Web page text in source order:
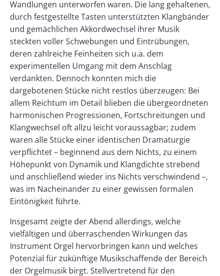
Wandlungen unterworfen waren. Die lang gehaltenen,
durch festgestellte Tasten unterstützten Klangbänder
und gemächlichen Akkordwechsel ihrer Musik
steckten voller Schwebungen und Eintrübungen,
deren zahlreiche Feinheiten sich u.a. dem
experimentellen Umgang mit dem Anschlag
verdankten. Dennoch konnten mich die
dargebotenen Stücke nicht restlos überzeugen: Bei
allem Reichtum im Detail blieben die übergeordneten
harmonischen Progressionen, Fortschreitungen und
Klangwechsel oft allzu leicht voraussagbar; zudem
waren alle Stücke einer identischen Dramaturgie
verpflichtet – beginnend aus dem Nichts, zu einem
Höhepunkt von Dynamik und Klangdichte strebend
und anschließend wieder ins Nichts verschwindend –,
was im Nacheinander zu einer gewissen formalen
Eintönigkeit führte.
Insgesamt zeigte der Abend allerdings, welche
vielfältigen und überraschenden Wirkungen das
Instrument Orgel hervorbringen kann und welches
Potenzial für zukünftige Musikschaffende der Bereich
der Orgelmusik birgt. Stellvertretend für den